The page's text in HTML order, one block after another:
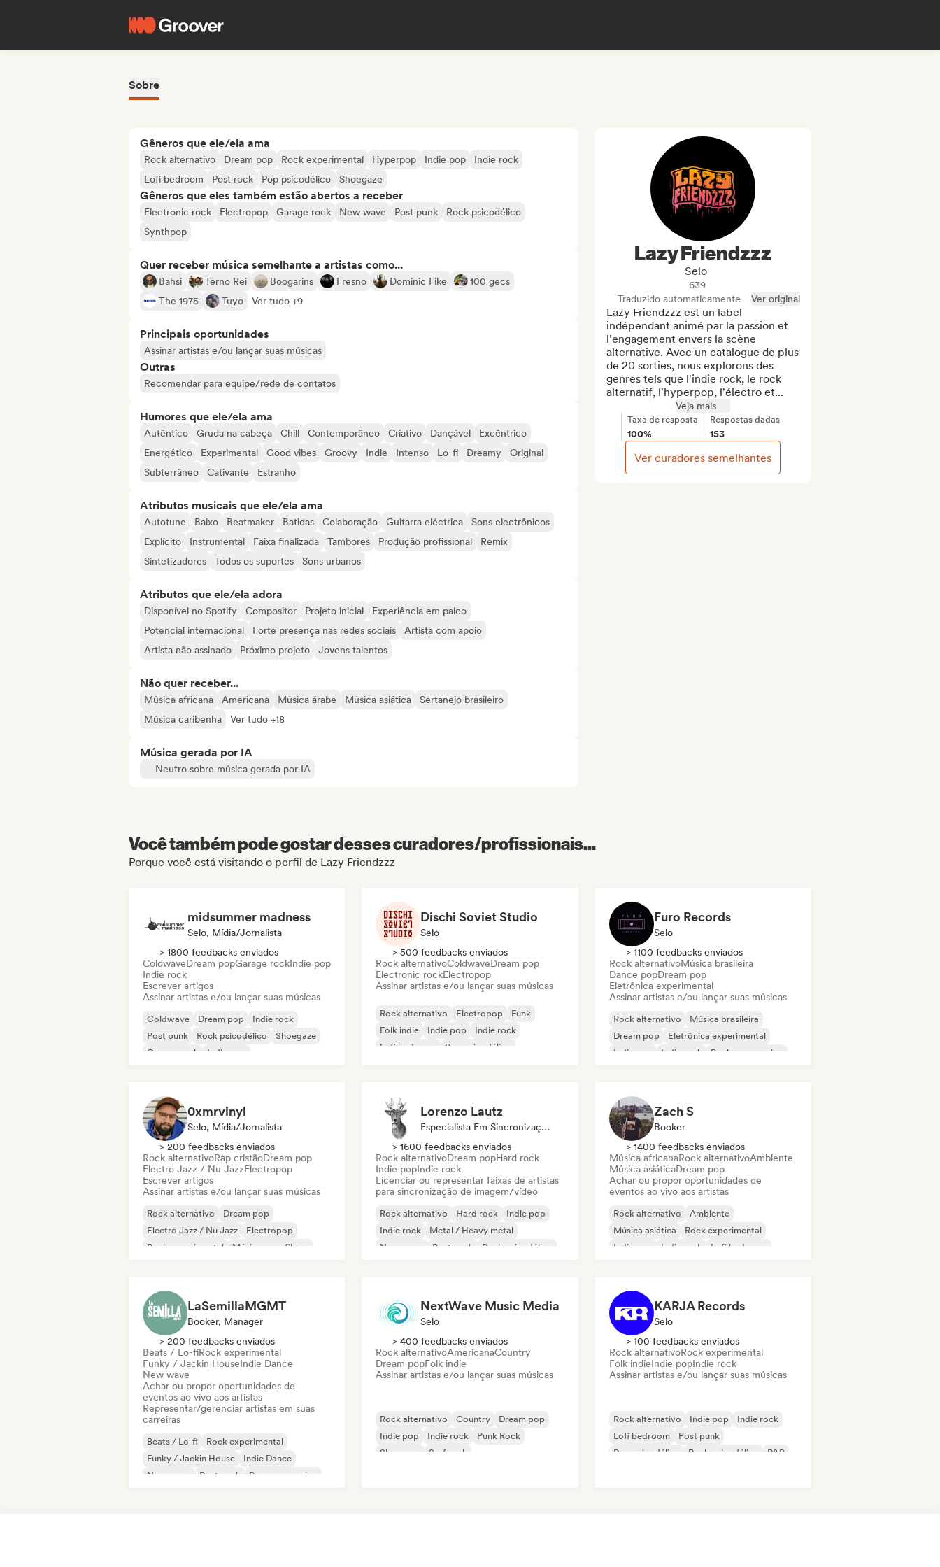
Sobre
Gêneros que ele/ela ama
Rock alternativo Dream pop Rock experimental Hyperpop Indie pop
Indie rock
Lofi bedroom
Post rock Pop psicodélico Shoegaze
Gêneros que eles também estão abertos a receber
Electronic rock Electropop Garage rock New wave Post punk
Rock psicodélico
Synthpop
Quer receber música semelhante a artistas como...
Bahsi Terno Rei Boogarins Fresno Dominic Fike
100 gecs
The 1975
Tuyo Ver tudo +9
Principais oportunidades
Assinar artistas e/ou lançar suas músicas
Outras
Recomendar para equipe/rede de contatos
Humores que ele/ela ama
Autêntico Gruda na cabeça Chill Contemporâneo Criativo Dançável
Excêntrico
Energético
Experimental Good vibes Groovy Indie Intenso Lo-fi Dreamy
Original
Subterrâneo
Cativante Estranho
Atributos musicais que ele/ela ama
Autotune Baixo Beatmaker Batidas Colaboração Guitarra eléctrica
Sons electrônicos
Explícito
Instrumental Faixa finalizada Tambores Produção profissional
Remix
Sintetizadores
Todos os suportes Sons urbanos
Atributos que ele/ela adora
Disponível no Spotify Compositor Projeto inicial
Experiência em palco
Potencial internacional
Forte presença nas redes sociais
Artista com apoio
Artista não assinado
Próximo projeto Jovens talentos
Não quer receber...
Música africana Americana Música árabe Música asiática
Sertanejo brasileiro
Música caribenha
Ver tudo +18
Música gerada por IA
Neutro sobre música gerada por IA
Lazy Friendzzz
Selo
639
Traduzido automaticamente
Ver original
Lazy Friendzzz est un label
indépendant animé par la passion et
l'engagement envers la scène
alternative. Avec un catalogue de plus
de 20 sorties, nous explorons des
genres tels que l'indie rock, le rock
alternatif, l'hyperpop, l'électro et...
Veja mais
Taxa de resposta
100%
Respostas dadas
153
Ver curadores semelhantes
Você também pode gostar desses curadores/profissionais...
Porque você está visitando o perfil de Lazy Friendzzz
midsummer madness
Selo, Mídia/Jornalista
> 1800 feedbacks enviados
ColdwaveDream popGarage rockIndie pop
Indie rock
Escrever artigos
Assinar artistas e/ou lançar suas músicas
Coldwave Dream pop
Indie rock
Post punk
Rock psicodélico
Shoegaze
Garage rock
Indie pop
Dischi Soviet Studio
Selo
> 500 feedbacks enviados
Rock alternativoColdwaveDream pop
Electronic rockElectropop
Assinar artistas e/ou lançar suas músicas
Rock alternativo Electropop
Funk
Folk indie
Indie pop
Indie rock
Lofi bedroom
Pop psicodélico
Furo Records
Selo
> 1100 feedbacks enviados
Rock alternativoMúsica brasileira
Dance popDream pop
Eletrônica experimental
Assinar artistas e/ou lançar suas músicas
Rock alternativo
Música brasileira
Dream pop
Eletrônica experimental
Indie pop
Indie rock
Rock progressivo
0xmrvinyl
Selo, Mídia/Jornalista
> 200 feedbacks enviados
Rock alternativoRap cristãoDream pop
Electro Jazz / Nu JazzElectropop
Escrever artigos
Assinar artistas e/ou lançar suas músicas
Rock alternativo
Dream pop
Electro Jazz / Nu Jazz
Electropop
Rock experimental
Música para filmes
Lorenzo Lautz
Especialista Em Sincronização
> 1600 feedbacks enviados
Rock alternativoDream popHard rock
Indie popIndie rock
Licenciar ou representar faixas de artistas
para sincronização de imagem/vídeo
Rock alternativo Hard rock
Indie pop
Indie rock
Metal / Heavy metal
New wave
Post punk Rock psicodélico
Zach S
Booker
> 1400 feedbacks enviados
Música africanaRock alternativoAmbiente
Música asiáticaDream pop
Achar ou propor oportunidades de
eventos ao vivo aos artistas
Rock alternativo
Ambiente
Música asiática
Rock experimental
Indie pop
Indie rock
Lofi bedroom
LaSemillaMGMT
Booker, Manager
> 200 feedbacks enviados
Beats / Lo-fiRock experimental
Funky / Jackin HouseIndie Dance
New wave
Achar ou propor oportunidades de
eventos ao vivo aos artistas
Representar/gerenciar artistas em suas
carreiras
Beats / Lo-fi
Rock experimental
Funky / Jackin House
Indie Dance
New wave
Post punk
Pop progressivo
NextWave Music Media
Selo
> 400 feedbacks enviados
Rock alternativoAmericanaCountry
Dream popFolk indie
Assinar artistas e/ou lançar suas músicas
Rock alternativo Country
Dream pop
Indie pop
Indie rock
Punk Rock
Shoegaze
Surf rock
KARJA Records
Selo
> 100 feedbacks enviados
Rock alternativoRock experimental
Folk indieIndie popIndie rock
Assinar artistas e/ou lançar suas músicas
Rock alternativo Indie pop
Indie rock
Lofi bedroom
Post punk
Pop psicodélico
Rock psicodélico R&B